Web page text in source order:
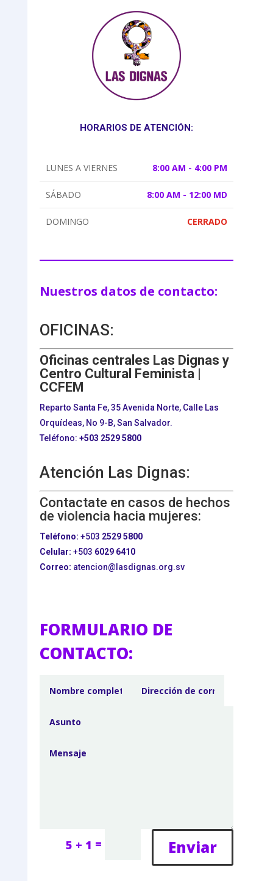
HORARIOS DE ATENCIÓN:
LUNES A VIERNES 8:00 AM - 4:00 PM
SÁBADO 8:00 AM - 12:00 MD
DOMINGO CERRADO
Nuestros datos de contacto:
OFICINAS:
Oficinas centrales Las Dignas y
Centro Cultural Feminista |
CCFEM
Reparto Santa Fe, 35 Avenida Norte, Calle Las
Orquídeas, No 9-B, San Salvador.
Teléfono: +503 2529 5800
Atención Las Dignas:
Contactate en casos de hechos
de violencia hacia mujeres:
Teléfono: +503 2529 5800
Celular: +503 6029 6410
Correo: atencion@lasdignas.org.sv
FORMULARIO DE
CONTACTO:
5 + 1 = Enviar